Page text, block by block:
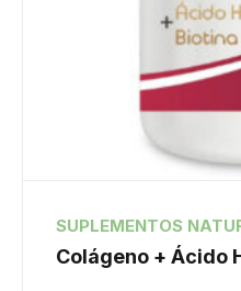
SUPLEMENTOS
Colágeno + Ácido